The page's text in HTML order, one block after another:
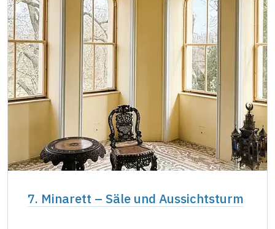
7. Minarett – Säle und Aussichtsturm